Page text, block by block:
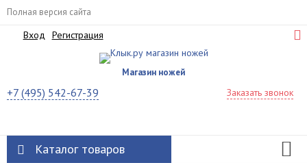
Полная версия сайта
Вход Регистрация
Магазин ножей
+7 (495) 542-67-39 Заказать звонок
Каталог товаров